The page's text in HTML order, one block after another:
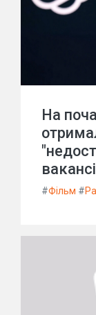
На
#Фільм #